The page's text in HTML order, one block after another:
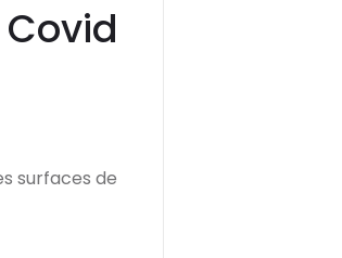
surfaces de